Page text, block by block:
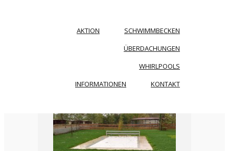
AKTION
SCHWIMMBECKEN
ÜBERDACHUNGEN
WHIRLPOOLS
INFORMATIONEN
KONTAKT